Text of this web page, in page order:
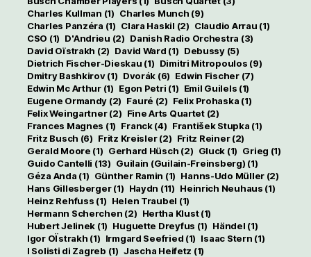
Charles Kullman (1) Charles Munch (9)
Charles Panzéra (1) Clara Haskil (2) Claudio Arrau (1)
CSO (1) D'Andrieu (2) Danish Radio Orchestra (3)
David Oïstrakh (2) David Ward (1) Debussy(5)
Dietrich Fischer-Dieskau (1) Dimitri Mitropoulos (9)
Dmitry Bashkirov(1) Dvorák (6) Edwin Fischer(7)
Edwin Mc Arthur(1) Egon Petri (1) Emil Guilels (1)
Eugene Ormandy (2) Fauré (2) Felix Prohaska (1)
Felix Weingartner(2) Fine Arts Quartet(2)
Frances Magnes (1) Franck(4) František Stupka (1)
Fritz Busch (6) Fritz Kreisler(2) Fritz Reiner(2)
Gerald Moore (1) Gerhard Hüsch (2) Gluck (1) Grieg (1)
Guido Cantelli (13) Guilain (Guilain-Freinsberg) (1)
Géza Anda (1) Günther Ramin (1) Hanns-Udo Müller (2)
Hans Gillesberger(1) Haydn (11) Heinrich Neuhaus (1)
Heinz Rehfuss (1) Helen Traubel (1)
Hermann Scherchen (2) Hertha Klust(1)
Hubert Jelinek (1) Huguette Dreyfus (1) Händel (1)
Igor OÏstrakh (1) Irmgard Seefried (1) Isaac Stern (1)
I Solisti di Zagreb (1) Jascha Heifetz (1)